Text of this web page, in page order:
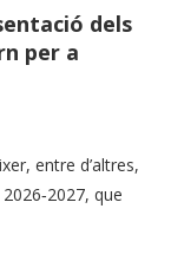
dels
per a
entre d’altres,
que